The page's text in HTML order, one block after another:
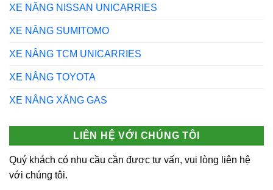
XE NÂNG NISSAN UNICARRIES
XE NÂNG SUMITOMO
XE NÂNG TCM UNICARRIES
XE NÂNG TOYOTA
XE NÂNG XĂNG GAS
LIÊN HỆ VỚI CHÚNG TÔI
Quý khách có nhu cầu cần được tư vấn, vui lòng liên hệ
với chúng tôi.